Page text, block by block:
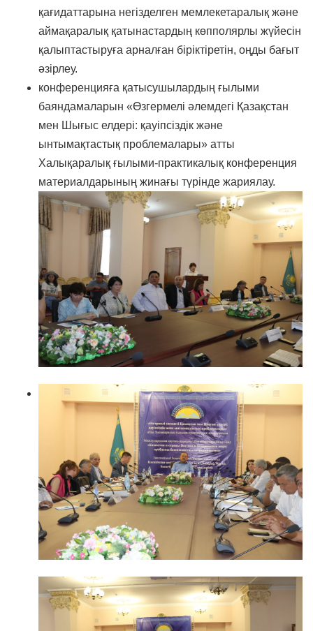
қағидаттарына негізделген мемлекетаралық және
аймақаралық қатынастардың көпполярлы жүйесін
қалыптастыруға арналған біріктіретін, оңды бағыт
әзірлеу.
конференцияға қатысушылардың ғылыми
баяндамаларын «Өзгермелі әлемдегі Қазақстан
мен Шығыс елдері: қауіпсіздік және
ынтымақтастық проблемалары» атты
Халықаралық ғылыми-практикалық конференция
материалдарының жинағы түрінде жариялау.